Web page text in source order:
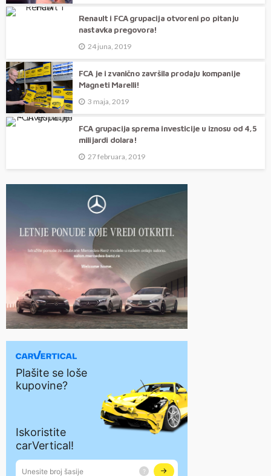
Renault i FCA grupacija otvoreni po pitanju
nastavka pregovora!
24 juna, 2019
FCA je i zvanično završila prodaju kompanije
Magneti Marelli!
3 maja, 2019
FCA grupacija sprema investicije u iznosu od 4,5
milijardi dolara!
27 februara, 2019